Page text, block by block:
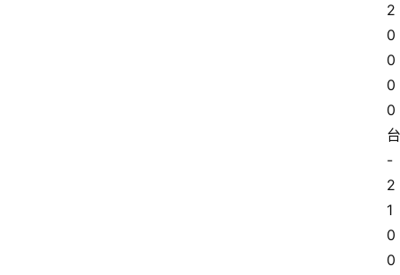
2
0
0
0
0
台
-
2
1
0
0